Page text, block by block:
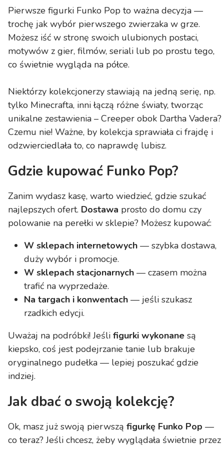
Pierwsze figurki Funko Pop to ważna decyzja —
trochę jak wybór pierwszego zwierzaka w grze.
Możesz iść w stronę swoich ulubionych postaci,
motywów z gier, filmów, seriali lub po prostu tego,
co świetnie wygląda na półce.
Niektórzy kolekcjonerzy stawiają na jedną serię, np.
tylko Minecrafta, inni łączą różne światy, tworząc
unikalne zestawienia – Creeper obok Dartha Vadera?
Czemu nie! Ważne, by kolekcja sprawiała ci frajdę i
odzwierciedlała to, co naprawdę lubisz.
Gdzie kupować Funko Pop?
Zanim wydasz kasę, warto wiedzieć, gdzie szukać
najlepszych ofert. Dostawa prosto do domu czy
polowanie na perełki w sklepie? Możesz kupować:
W sklepach internetowych— szybka dostawa,
duży wybór i promocje.
W sklepach stacjonarnych— czasem można
trafić na wyprzedaże.
Na targach i konwentach— jeśli szukasz
rzadkich edycji.
Uważaj na podróbki! Jeśli figurki wykonane są
kiepsko, coś jest podejrzanie tanie lub brakuje
oryginalnego pudełka — lepiej poszukać gdzie
indziej.
Jak dbać o swoją kolekcję?
Ok, masz już swoją pierwszą figurkę Funko Pop —
co teraz? Jeśli chcesz, żeby wyglądała świetnie przez